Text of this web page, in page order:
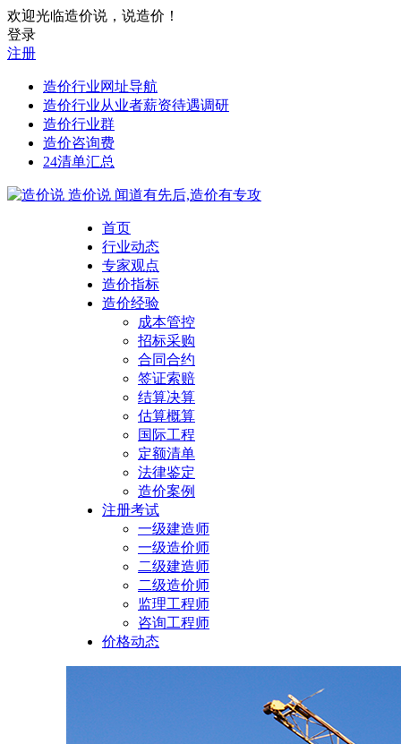
欢迎光临造价说，说造价！
登录
注册
造价行业网址导航
造价行业从业者薪资待遇调研
造价行业群
造价咨询费
24清单汇总
造价说 闻道有先后,造价有专攻
首页
行业动态
专家观点
造价指标
造价经验
成本管控
招标采购
合同合约
签证索赔
结算决算
估算概算
国际工程
定额清单
法律鉴定
造价案例
注册考试
一级建造师
一级造价师
二级建造师
二级造价师
监理工程师
咨询工程师
价格动态